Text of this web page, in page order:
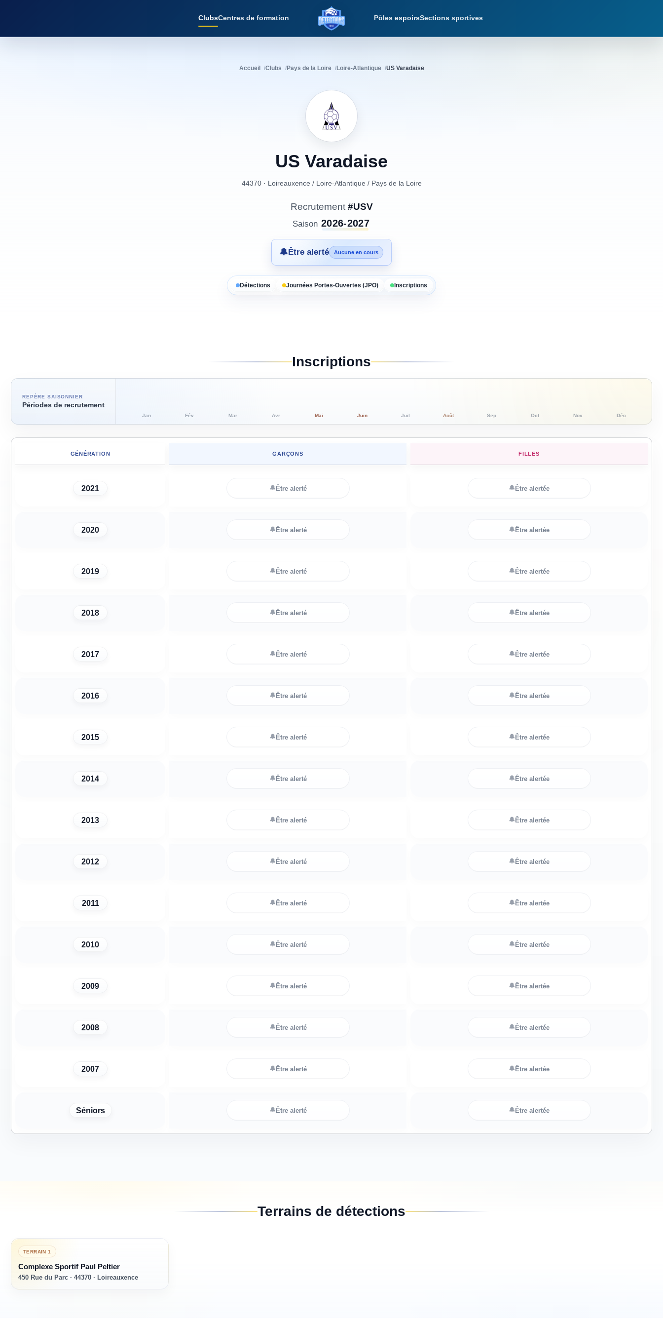
ClubsCentres de formation
Détections Foot
Pôles espoirsSections sportives
Accueil Clubs Pays de la Loire Loire-Atlantique US Varadaise
US Varadaise
44370 · Loireauxence / Loire-Atlantique / Pays de la Loire
Recrutement #USV
Saison 2026-2027
🔔Être alerté Aucune en cours
Détections Journées Portes-Ouvertes (JPO) Inscriptions
Terrains de détections
TERRAIN1
Complexe Sportif Paul Peltier
450 Rue du Parc · 44370 · Loireauxence
Inscriptions
REPÈRE SAISONNIER
Périodes de recrutement
Jan Fév Mar Avr Mai Juin Juil Août Sep Oct Nov Déc
GÉNÉRATION GARÇONS FILLES
2021 🔔Être alerté 🔔Être alertée
2020 🔔Être alerté 🔔Être alertée
2019 🔔Être alerté 🔔Être alertée
2018 🔔Être alerté 🔔Être alertée
2017 🔔Être alerté 🔔Être alertée
2016 🔔Être alerté 🔔Être alertée
2015 🔔Être alerté 🔔Être alertée
2014 🔔Être alerté 🔔Être alertée
2013 🔔Être alerté 🔔Être alertée
2012 🔔Être alerté 🔔Être alertée
2011 🔔Être alerté 🔔Être alertée
2010 🔔Être alerté 🔔Être alertée
2009 🔔Être alerté 🔔Être alertée
2008 🔔Être alerté 🔔Être alertée
2007 🔔Être alerté 🔔Être alertée
Séniors 🔔Être alerté 🔔Être alertée